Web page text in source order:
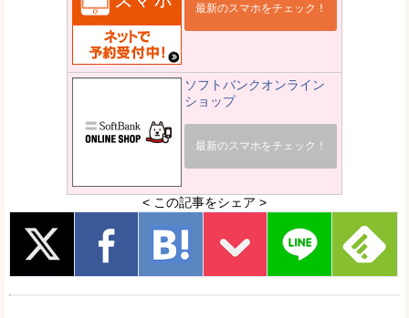
最新のスマホをチェック！
ソフトバンクオンライン
ショップ
最新のスマホをチェック！
< この記事をシェア >